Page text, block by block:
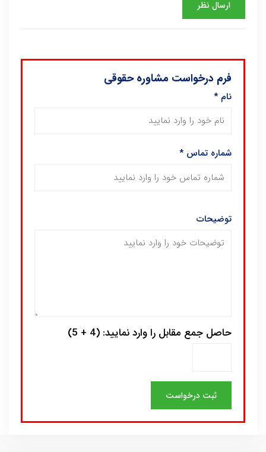
فرم درخواست مشاوره حقوقی
نام*
شماره تماس*
توضیحات
حاصل جمع مقابل را وارد نمایید: (4 + 5)